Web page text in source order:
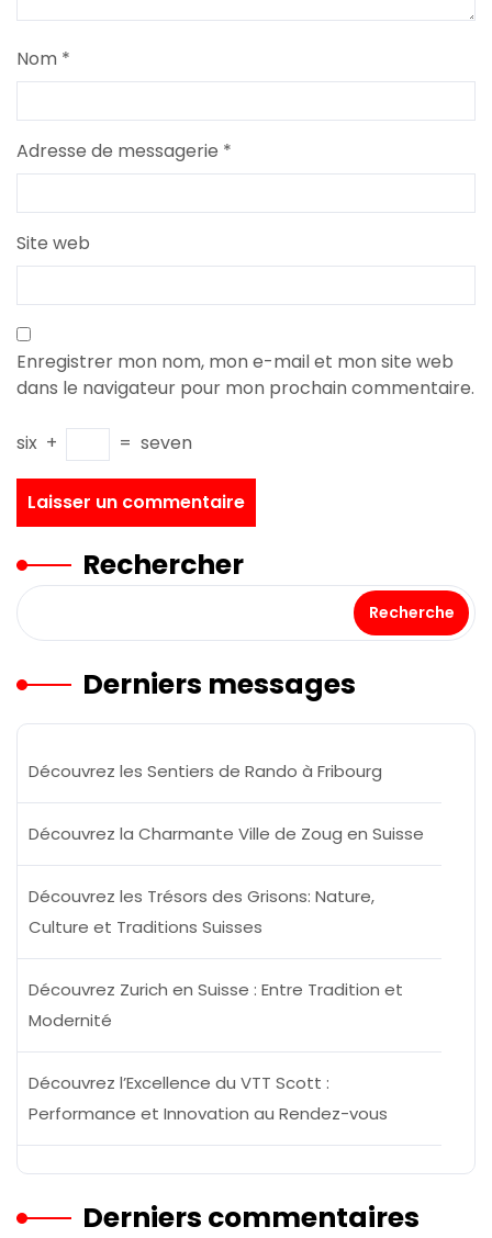
Nom *
Adresse de messagerie *
Site web
Enregistrer mon nom, mon e-mail et mon site web
dans le navigateur pour mon prochain commentaire.
six + = seven
Rechercher
Recherche
Derniers messages
Découvrez les Sentiers de Rando à Fribourg
Découvrez la Charmante Ville de Zoug en Suisse
Découvrez les Trésors des Grisons: Nature,
Culture et Traditions Suisses
Découvrez Zurich en Suisse : Entre Tradition et
Modernité
Découvrez l’Excellence du VTT Scott :
Performance et Innovation au Rendez-vous
Derniers commentaires